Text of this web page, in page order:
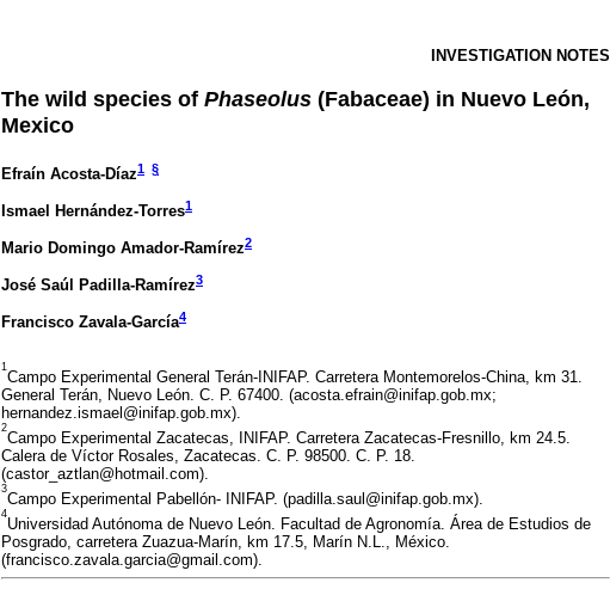
INVESTIGATION NOTES
The wild species of Phaseolus (Fabaceae) in Nuevo León,
Mexico
Efraín Acosta-Díaz1 §
Ismael Hernández-Torres1
Mario Domingo Amador-Ramírez2
José Saúl Padilla-Ramírez3
Francisco Zavala-García4
1
Campo Experimental General Terán-INIFAP. Carretera Montemorelos-China, km 31.
General Terán, Nuevo León. C. P. 67400. (acosta.efrain@inifap.gob.mx;
hernandez.ismael@inifap.gob.mx).
2
Campo Experimental Zacatecas, INIFAP. Carretera Zacatecas-Fresnillo, km 24.5.
Calera de Víctor Rosales, Zacatecas. C. P. 98500. C. P. 18.
(castor_aztlan@hotmail.com).
3
Campo Experimental Pabellón- INIFAP. (padilla.saul@inifap.gob.mx).
4
Universidad Autónoma de Nuevo León. Facultad de Agronomía. Área de Estudios de
Posgrado, carretera Zuazua-Marín, km 17.5, Marín N.L., México.
(francisco.zavala.garcia@gmail.com).